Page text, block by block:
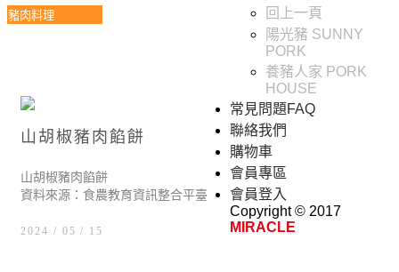
回上一頁
陽光豬 SUNNY
PORK
養豬人家 PORK
HOUSE
常見問題FAQ
聯絡我們
購物車
會員專區
會員登入
Copyright © 2017
MIRACLE
山胡椒豬肉餡餅
山胡椒豬肉餡餅
資料來源：食農教育資訊整合平臺
2024 / 05 15